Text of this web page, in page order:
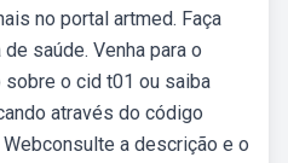
no portal artmed. Faça
saúde. Venha para o
sobre o cid t01 ou saiba
através do código
a descrição e o